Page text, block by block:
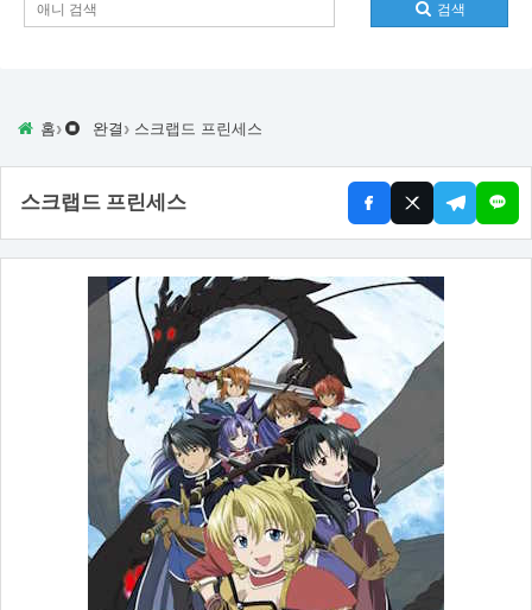
검색
홈› 완결 › 스크랩드 프린세스
스크랩드 프린세스